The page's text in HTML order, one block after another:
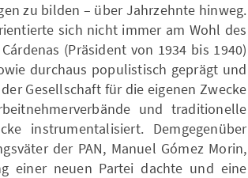
zu bilden – über Jahrzehnte hinweg.
sich nicht immer am Wohl des
(Präsident von 193 4 bis 1940)
durchaus populistisch geprägt und
Gesellschaft für die eigenen Zwecke
und traditionelle
instrumentalisiert. Demgegenüber
der PAN, Manuel Gómez Morin,
einer neuen Partei dachte und eine